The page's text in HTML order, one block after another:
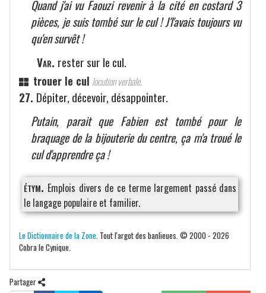
Quand j'ai vu Faouzi revenir à la cité en costard 3
pièces, je suis tombé sur le cul ! J'l'avais toujours vu
qu'en survêt !
Var. rester sur le cul.
trouer le cul locution verbale.
27. Dépiter, décevoir, désappointer.
Putain, parait que Fabien est tombé pour le
braquage de la bijouterie du centre, ça m'a troué le
cul d'apprendre ça !
étym. Emplois divers de ce terme largement passé dans
le langage populaire et familier.
Le Dictionnaire de la Zone . Tout l'argot des banlieues. © 2000 - 2026
Cobra le Cynique.
Partager